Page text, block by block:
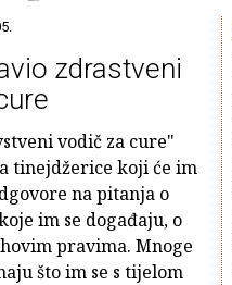
zdrastveni
vodič za cure"
tinejdžerice koji će im
na pitanja o
im se događaju, o
pravima. Mnoge
što im se s tijelom